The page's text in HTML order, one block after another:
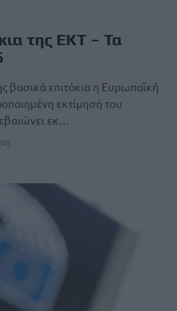
της ΕΚΤ – Τα
βασικά επιτόκια η Ευρωπαϊκή
εκτίμησή του
εκ…